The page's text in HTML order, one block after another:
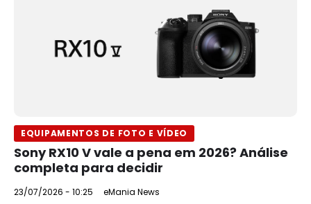
EQUIPAMENTOS DE FOTO E VÍDEO
Sony RX10 V vale a pena em 2026? Análise
completa para decidir
23/07/2026 - 10:25 eMania News